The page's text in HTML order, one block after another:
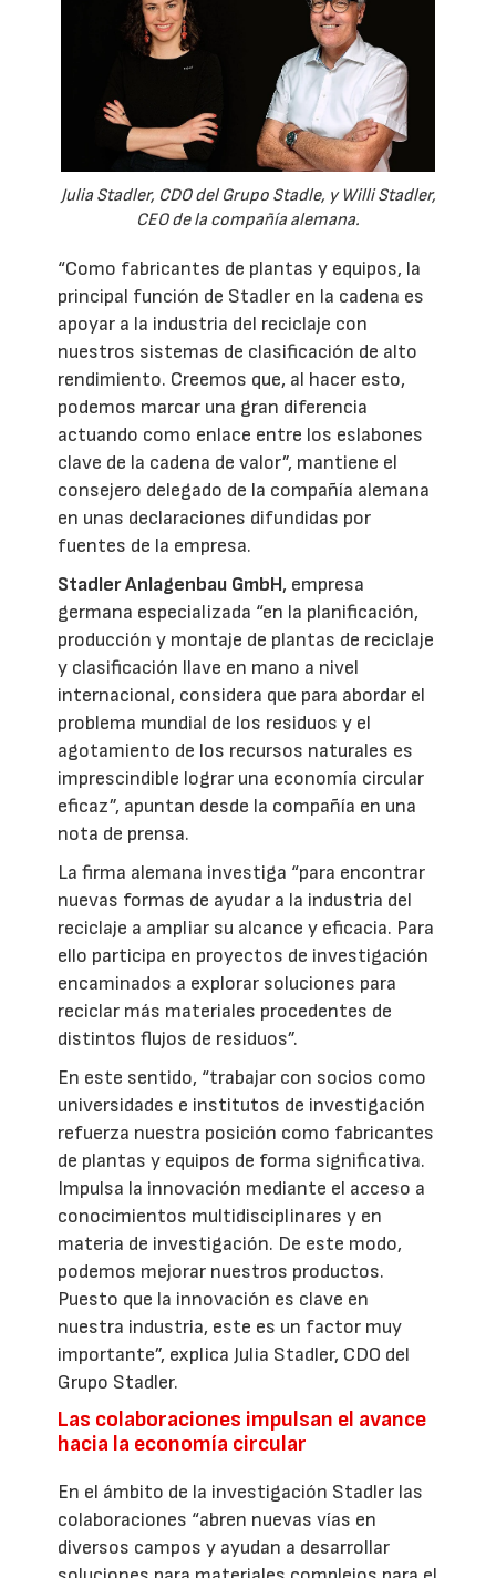
Julia Stadler, CDO del Grupo Stadle, y Willi Stadler,
CEO de la compañía alemana.
“Como fabricantes de plantas y equipos, la
principal función de Stadler en la cadena es
apoyar a la industria del reciclaje con
nuestros sistemas de clasificación de alto
rendimiento. Creemos que, al hacer esto,
podemos marcar una gran diferencia
actuando como enlace entre los eslabones
clave de la cadena de valor”, mantiene el
consejero delegado de la compañía alemana
en unas declaraciones difundidas por
fuentes de la empresa.
Stadler Anlagenbau GmbH, empresa
germana especializada “en la planificación,
producción y montaje de plantas de reciclaje
y clasificación llave en mano a nivel
internacional, considera que para abordar el
problema mundial de los residuos y el
agotamiento de los recursos naturales es
imprescindible lograr una economía circular
eficaz”, apuntan desde la compañía en una
nota de prensa.
La firma alemana investiga “para encontrar
nuevas formas de ayudar a la industria del
reciclaje a ampliar su alcance y eficacia. Para
ello participa en proyectos de investigación
encaminados a explorar soluciones para
reciclar más materiales procedentes de
distintos flujos de residuos”.
En este sentido, “trabajar con socios como
universidades e institutos de investigación
refuerza nuestra posición como fabricantes
de plantas y equipos de forma significativa.
Impulsa la innovación mediante el acceso a
conocimientos multidisciplinares y en
materia de investigación. De este modo,
podemos mejorar nuestros productos.
Puesto que la innovación es clave en
nuestra industria, este es un factor muy
importante”, explica Julia Stadler, CDO del
Grupo Stadler.
Las colaboraciones impulsan el avance
hacia la economía circular
En el ámbito de la investigación Stadler las
colaboraciones “abren nuevas vías en
diversos campos y ayudan a desarrollar